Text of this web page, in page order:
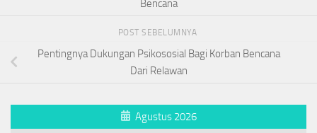
Bencana
POST SEBELUMNYA
Pentingnya Dukungan Psikososial Bagi Korban Bencana
Dari Relawan
Agustus 2026